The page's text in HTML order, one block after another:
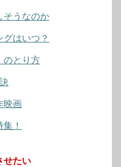
そうなのか
グはいつ？
のとり方
映画
！
せたい